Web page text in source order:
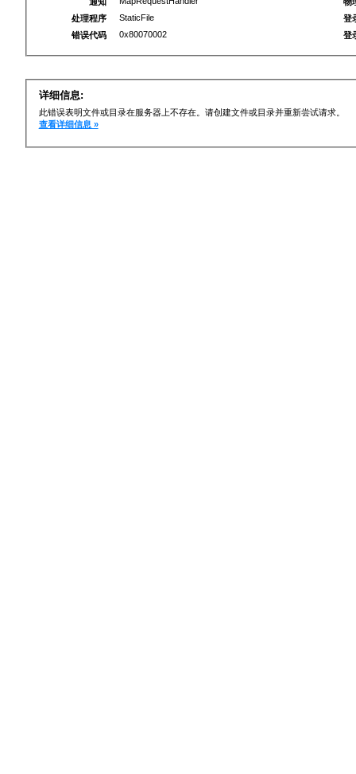
处理程序
StaticFile
错误代码
0x80070002
登
登
详细信息:
此错误表明文件或目录在服务器上不存在。请创建文件或目录并重新尝试请求。
查看详细信息 »